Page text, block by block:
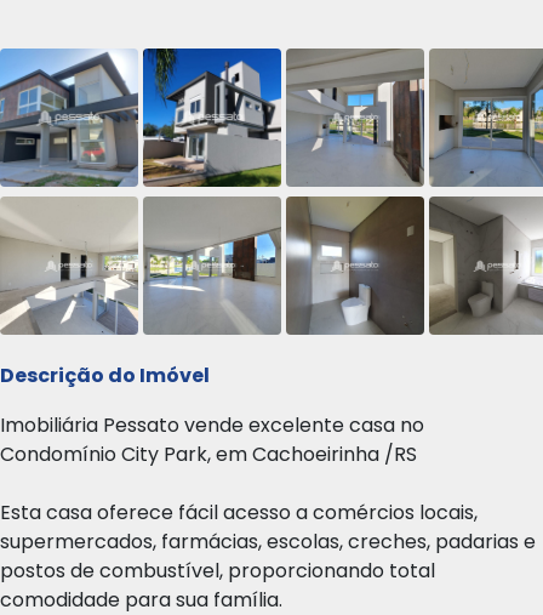
Descrição do Imóvel
Imobiliária Pessato vende excelente casa no
Condomínio City Park, em Cachoeirinha /RS
Esta casa oferece fácil acesso a comércios locais,
supermercados, farmácias, escolas, creches, padarias e
postos de combustível, proporcionando total
comodidade para sua família.